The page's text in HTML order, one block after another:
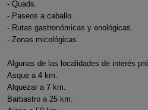
- Quads.
- Paseos a caballo.
- Rutas gastronómicas y enológicas.
- Zonas micológicas.
Algunas de las localidades de interés
Asque a 4 km.
Alquezar a 7 km.
Barbastro a 25 km.